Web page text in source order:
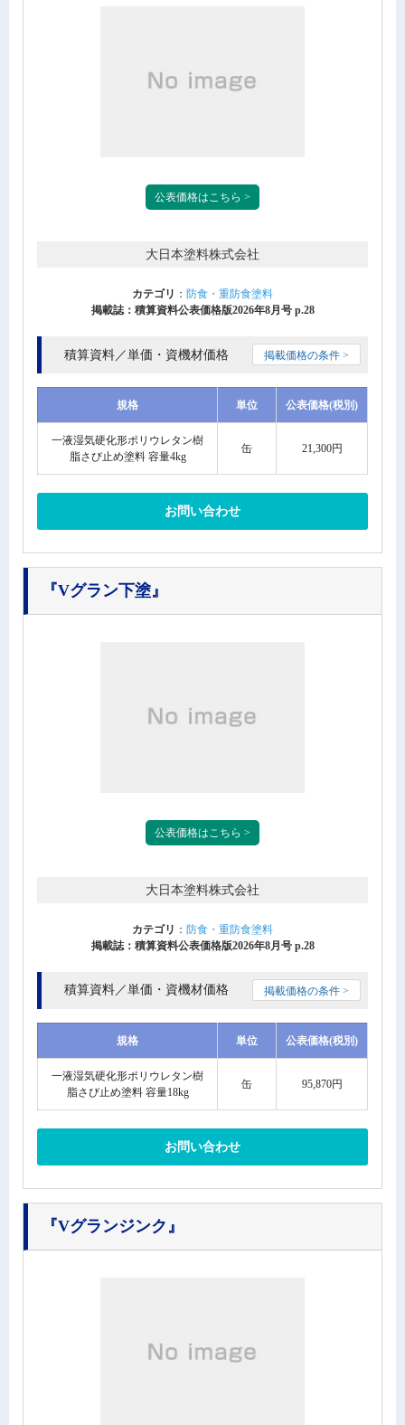
公表価格はこちら >
大日本塗料株式会社
カテゴリ ： 防食・重防食塗料
掲載誌：積算資料公表価格版2026年8月号 p.28
積算資料／単価・資機材価格 掲載価格の条件 >
規格 単位 公表価格(税別)
一液湿気硬化形ポリウレタン樹
脂さび止め塗料 容量4kg
缶 21,300円
お問い合わせ
『Vグラン下塗』
公表価格はこちら >
大日本塗料株式会社
カテゴリ ： 防食・重防食塗料
掲載誌：積算資料公表価格版2026年8月号 p.28
積算資料／単価・資機材価格 掲載価格の条件 >
規格 単位 公表価格(税別)
一液湿気硬化形ポリウレタン樹
脂さび止め塗料 容量18kg
缶 95,870円
お問い合わせ
『Vグランジンク』